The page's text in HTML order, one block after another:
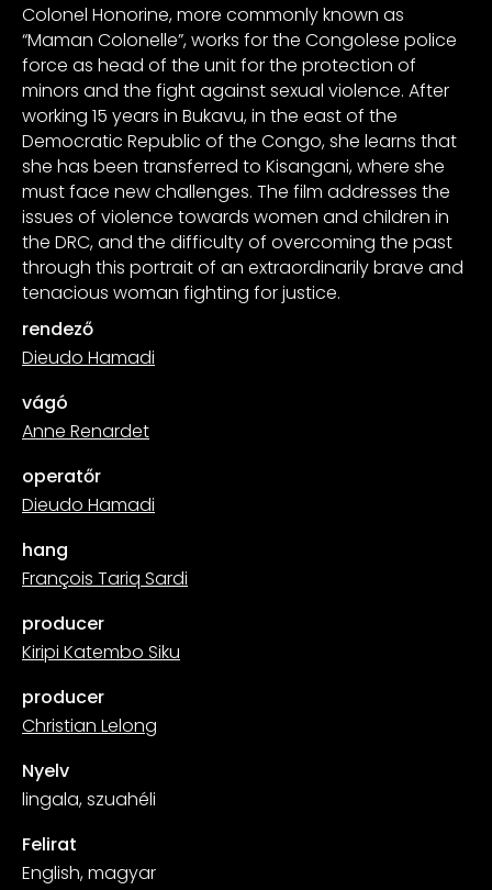
Colonel Honorine, more commonly known as
“Maman Colonelle”, works for the Congolese police
force as head of the unit for the protection of
minors and the fight against sexual violence. After
working 15 years in Bukavu, in the east of the
Democratic Republic of the Congo, she learns that
she has been transferred to Kisangani, where she
must face new challenges. The film addresses the
issues of violence towards women and children in
the DRC, and the difficulty of overcoming the past
through this portrait of an extraordinarily brave and
tenacious woman fighting for justice.
rendező
Dieudo Hamadi
vágó
Anne Renardet
operatőr
Dieudo Hamadi
hang
François Tariq Sardi
producer
Kiripi Katembo Siku
producer
Christian Lelong
Nyelv
lingala, szuahéli
Felirat
English, magyar